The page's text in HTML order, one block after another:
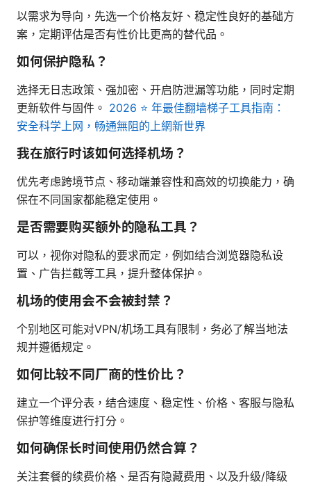
以需求为导向，先选一个价格友好、稳定性良好的基础方
案，定期评估是否有性价比更高的替代品。
如何保护隐私？
选择无日志政策、强加密、开启防泄漏等功能，同时定期
更新软件与固件。 2026 ⭐ 年最佳翻墙梯子工具指南：
安全科学上网，畅通無阻的上網新世界
我在旅行时该如何选择机场？
优先考虑跨境节点、移动端兼容性和高效的切换能力，确
保在不同国家都能稳定使用。
是否需要购买额外的隐私工具？
可以，视你对隐私的要求而定，例如结合浏览器隐私设
置、广告拦截等工具，提升整体保护。
机场的使用会不会被封禁？
个别地区可能对VPN/机场工具有限制，务必了解当地法
规并遵循规定。
如何比较不同厂商的性价比？
建立一个评分表，结合速度、稳定性、价格、客服与隐私
保护等维度进行打分。
如何确保长时间使用仍然合算？
关注套餐的续费价格、是否有隐藏费用、以及升级/降级